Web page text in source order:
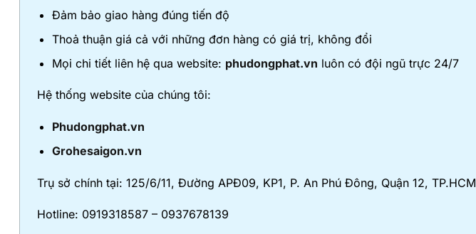
Đảm bảo giao hàng đúng tiến độ
Thoả thuận giá cả với những đơn hàng có giá trị, không đổi
Mọi chi tiết liên hệ qua website: phudongphat.vn luôn có đội ngũ trực 24/7
Hệ thống website của chúng tôi:
Phudongphat.vn
Grohesaigon.vn
Trụ sở chính tại: 125/6/11, Đường APĐ09, KP1, P. An Phú Đông, Quận 12, TP.HCM
Hotline: 0919318587 – 0937678139